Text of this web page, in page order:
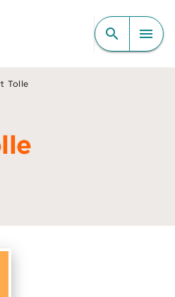
CONTENU
search menu
Tolle